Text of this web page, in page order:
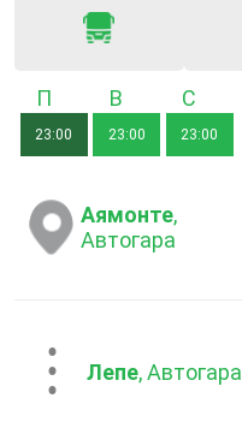
Понеделник
23:00
Вторник
23:00 23:00
Аямонте,
Автогара
...
Лепе, Автогара